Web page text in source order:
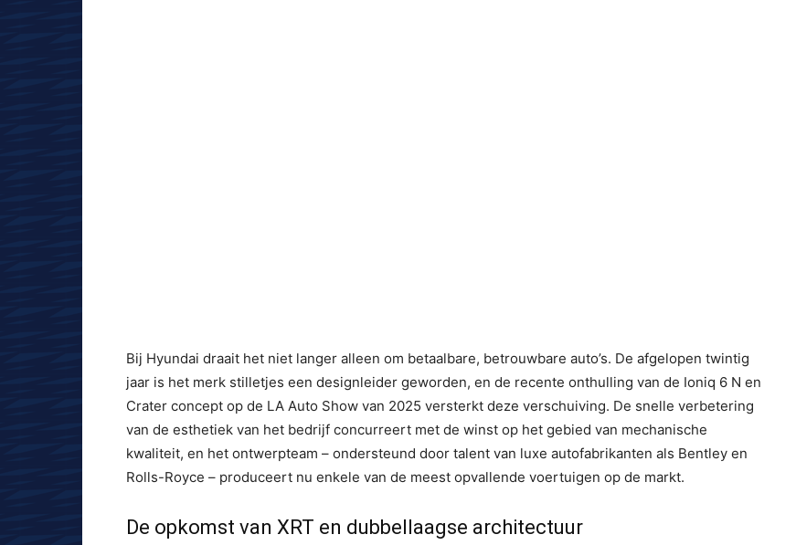
Bij Hyundai draait het niet langer alleen om betaalbare, betrouwbare auto’s. De afgelopen twintig
jaar is het merk stilletjes een designleider geworden, en de recente onthulling van de Ioniq 6 N en
Crater concept op de LA Auto Show van 2025 versterkt deze verschuiving. De snelle verbetering
van de esthetiek van het bedrijf concurreert met de winst op het gebied van mechanische
kwaliteit, en het ontwerpteam – ondersteund door talent van luxe autofabrikanten als Bentley en
Rolls-Royce – produceert nu enkele van de meest opvallende voertuigen op de markt.
De opkomst van XRT en dubbellaagse architectuur